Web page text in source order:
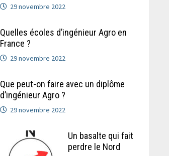
29 novembre 2022
Quelles écoles d’ingénieur Agro en
France ?
29 novembre 2022
Que peut-on faire avec un diplôme
d’ingénieur Agro ?
29 novembre 2022
Un basalte qui fait
perdre le Nord